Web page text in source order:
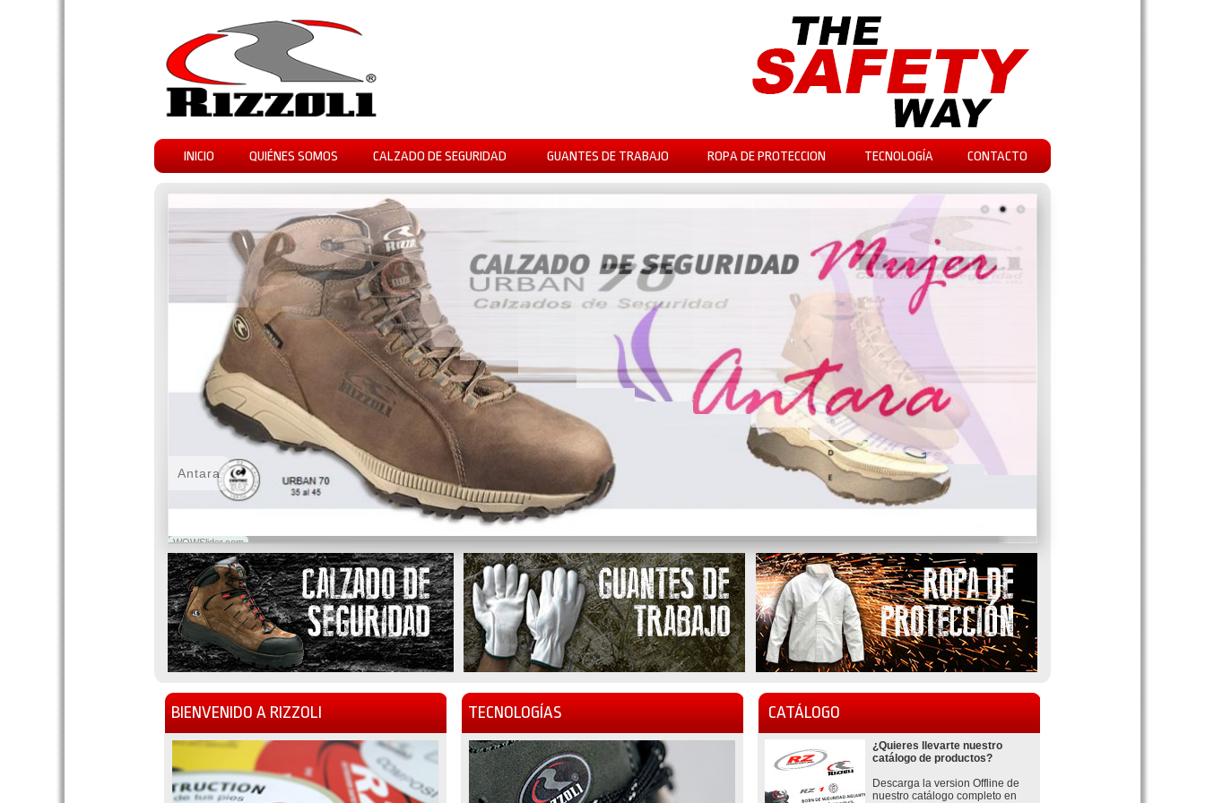
INICIO QUIÉNES SOMOS CALZADO DE SEGURIDAD GUANTES DE TRABAJO ROPA DE PROTECCION TECNOLOGÍA CONTACTO
WOWSlider.com
Antara
BIENVENIDO A RIZZOLI TECNOLOGÍAS CATÁLOGO
¿Quieres llevarte nuestro
catálogo de productos?
Descarga la version Offline de
nuestro catálogo completo en